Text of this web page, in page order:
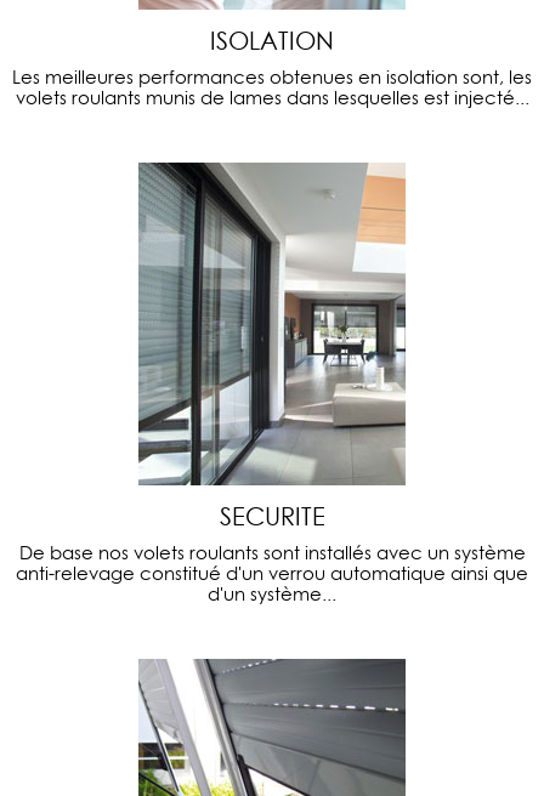
ISOLATION
Les meilleures performances obtenues en isolation sont, les
volets roulants munis de lames dans lesquelles est injecté...
SECURITE
De base nos volets roulants sont installés avec un système
anti-relevage constitué d'un verrou automatique ainsi que
d'un système...